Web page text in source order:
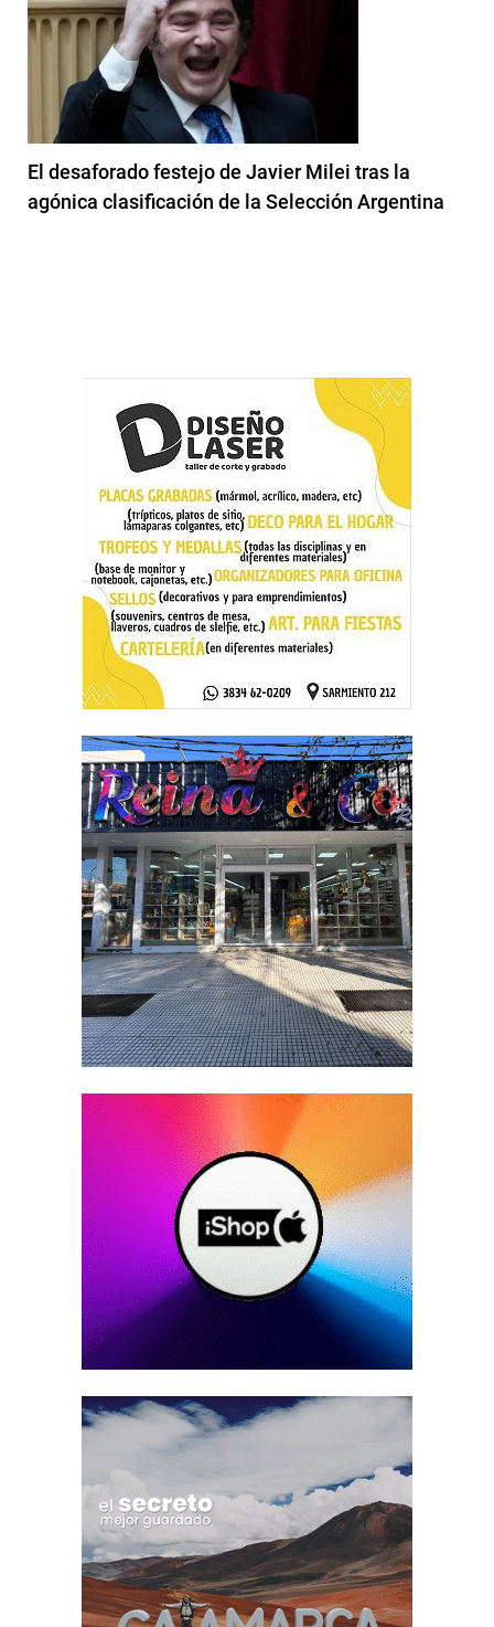
El desaforado festejo de Javier Milei tras la
agónica clasificación de la Selección Argentina